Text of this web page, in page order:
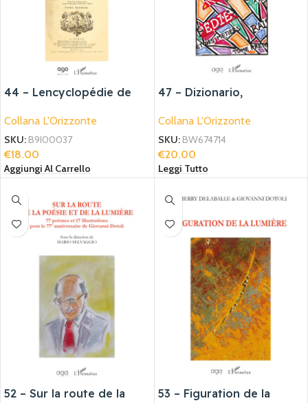
44 – Lencyclopédie de
les projets
encyclopédistes du X
Collana L'Orizzonte
SKU: B9I00037
€18.00
Aggiungi Al Carrello
47 – Dizionario,
Collana L'Orizzonte
SKU: BW674714
€20.00
Leggi Tutto
52 – Sur la route de la
53 – Figuration de la